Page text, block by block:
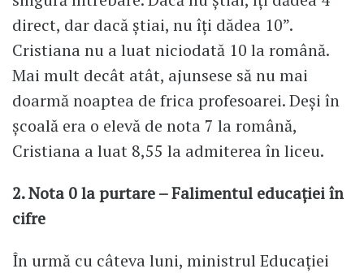
direct, dar dacă știai, nu îți dădea 10”.
Cristiana nu a luat niciodată 10 la română.
Mai mult decât atât, ajunsese să nu mai
doarmă noaptea de frica profesoarei. Deși în
școală era o elevă de nota 7 la română,
Cristiana a luat 8,55 la admiterea în liceu.
2. Nota 0 la purtare – Falimentul educației în
cifre
În urmă cu câteva luni, ministrul Educației